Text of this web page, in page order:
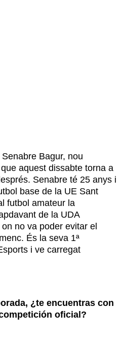
Bagur, nou
aquest dissabte torna a
Senabre té 25 anys i
base de la UE Sant
futbol amateur la
de la UDA
no va poder evitar el
És la seva 1ª
i ve carregat
¿te encuentras con
oficial?